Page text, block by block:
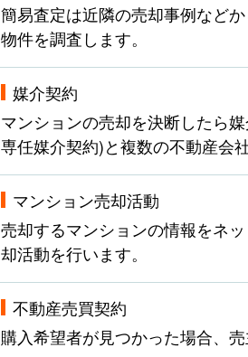
簡易査定は近隣の売却事例など
物件を調査します。
媒介契約
マンションの売却を決断したら
専任媒介契約)と複数の不動産会
マンション売却活動
売却するマンションの情報をネ
却活動を行います。
不動産売買契約
購入希望者が見つかった場合、